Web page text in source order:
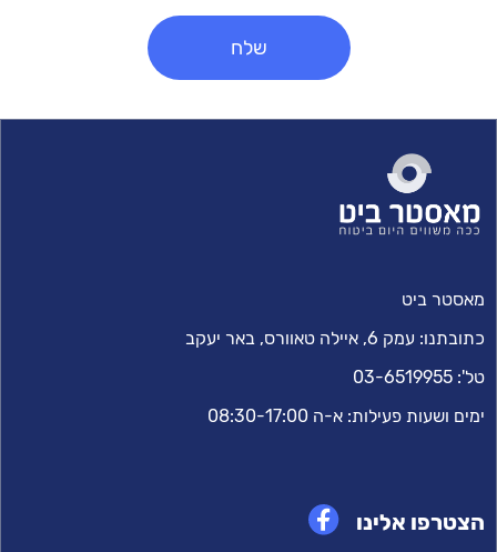
מאסטר ביט
כתובתנו: עמק 6, איילה טאוורס, באר יעקב
טל': 03-6519955
ימים ושעות פעילות: א-ה 08:30-17:00
הצטרפו אלינו